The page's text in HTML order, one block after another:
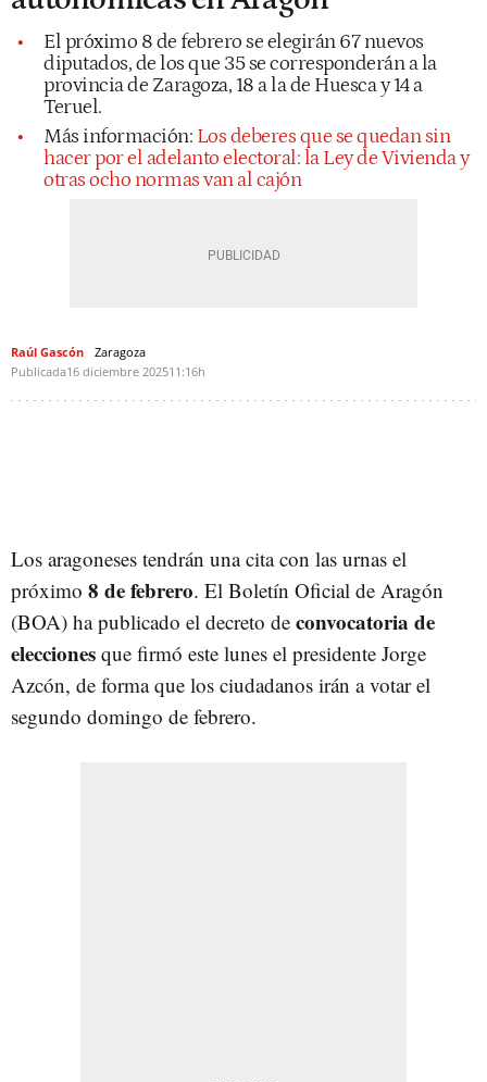
El próximo 8 de febrero se elegirán 67 nuevos
diputados, de los que 35 se corresponderán a la
provincia de Zaragoza, 18 a la de Huesca y 14 a
Teruel.
Más información: Los deberes que se quedan sin
hacer por el adelanto electoral: la Ley de Vivienda y
otras ocho normas van al cajón
Raúl Gascón
Zaragoza
Publicada16 diciembre 202511:16h
Los aragoneses tendrán una cita con las urnas el
próximo 8 de febrero. El Boletín Oficial de Aragón
(BOA) ha publicado el decreto de convocatoria de
elecciones que firmó este lunes el presidente Jorge
Azcón, de forma que los ciudadanos irán a votar el
segundo domingo de febrero.